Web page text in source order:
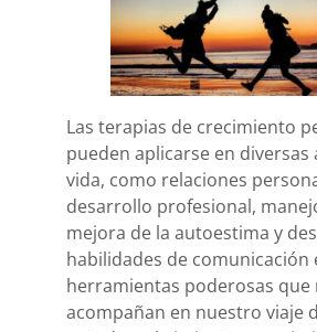
Las terapias de crecimiento
pueden aplicarse en diversas
vida, como relaciones
desarrollo profesional,
mejora de la autoestima y
habilidades de comunicación
herramientas poderosas que
acompañan en nuestro viaje